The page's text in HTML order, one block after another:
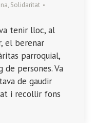
, Solidaritat
tenir lloc, al
el berenar
parroquial,
persones. Va
de gaudir
i recollir fons